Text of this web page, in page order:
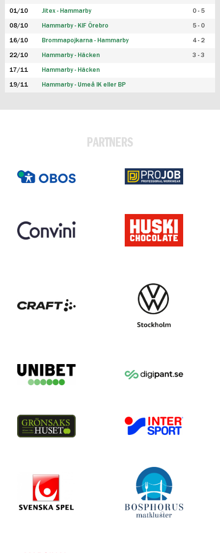
01/10 Jitex - Hammarby 0 - 5
08/10 Hammarby - KIF Örebro 5 - 0
16/10 Brommapojkarna - Hammarby 4 - 2
22/10 Hammarby - Häcken 3 - 3
17/11 Hammarby - Häcken
19/11 Hammarby - Umeå IK eller BP
PARTNERS